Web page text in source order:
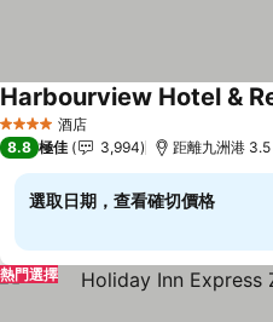
4 星級 酒店
Harbourview Hotel &
8.8 極佳 3,994 距離九洲港 3.5
選取日期，查看確切價格
熱門選擇